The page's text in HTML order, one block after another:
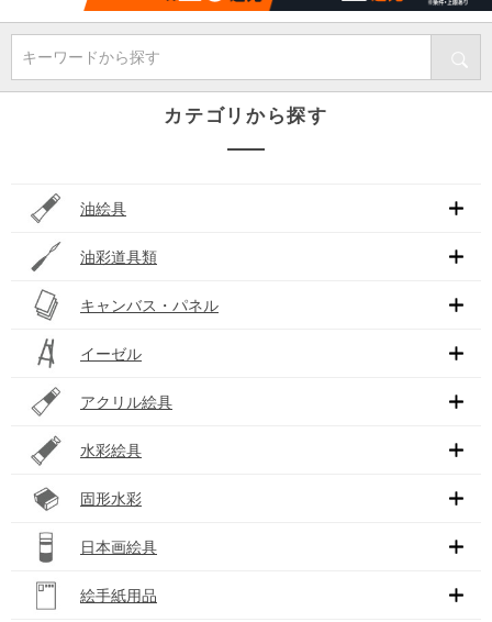
キーワードから探す
カテゴリから探す
油絵具
油彩道具類
キャンバス・パネル
イーゼル
アクリル絵具
水彩絵具
固形水彩
日本画絵具
絵手紙用品